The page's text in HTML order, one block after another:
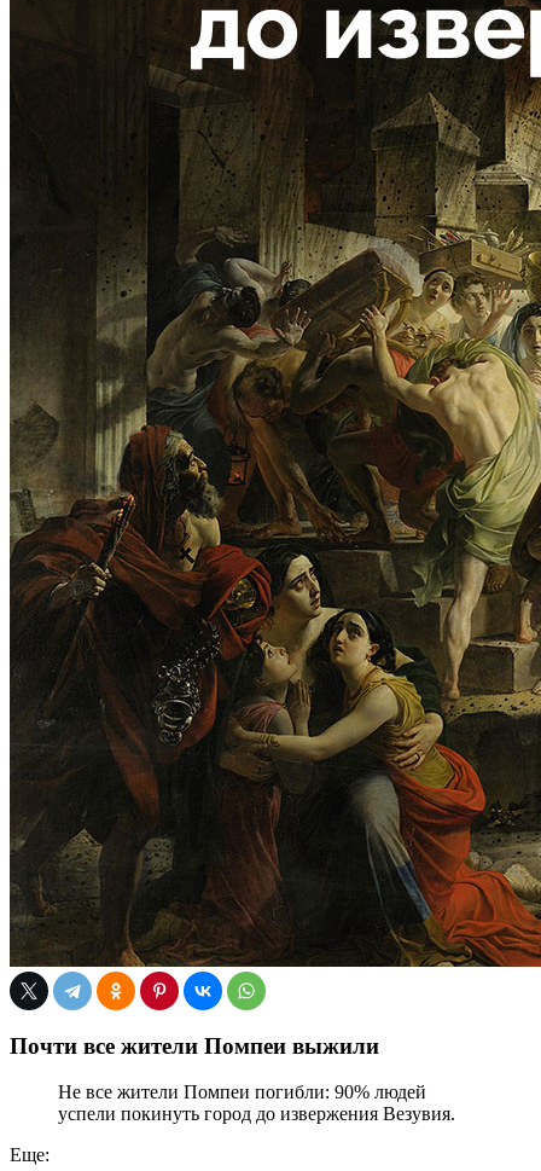
Почти все жители Помпеи выжили
Не все жители Помпеи погибли: 90% людей
успели покинуть город до извержения Везувия.
Еще: